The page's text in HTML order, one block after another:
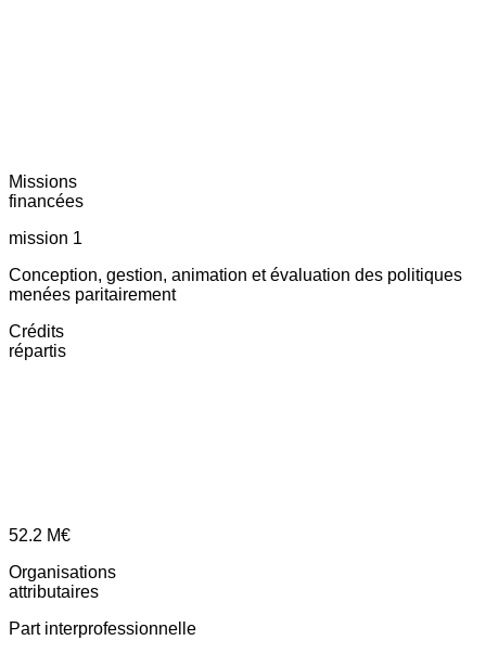
Missions
financées
mission 1
Conception, gestion, animation et évaluation des politiques
menées paritairement
Crédits
répartis
52.2 M€
Organisations
attributaires
Part interprofessionnelle